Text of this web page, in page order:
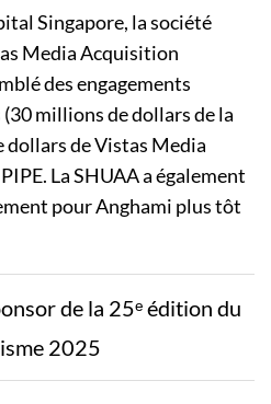
Singapore, la société
Media Acquisition
des engagements
millions de dollars de la
dollars de Vistas Media
La SHUAA a également
pour Anghami plus tôt
de la 25ᵉ édition du
2025